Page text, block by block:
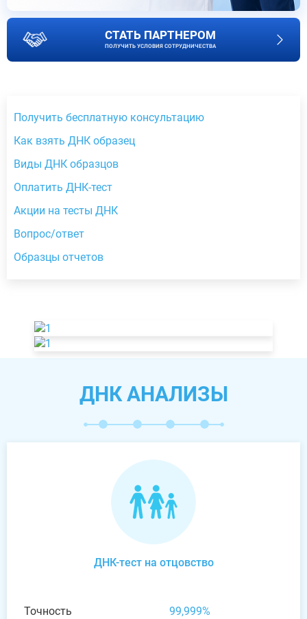
СТАТЬ ПАРТНЕРОМ
ПОЛУЧИТЬ УСЛОВИЯ СОТРУДНИЧЕСТВА
Получить бесплатную консультацию
Как взять ДНК образец
Виды ДНК образцов
Оплатить ДНК-тест
Акции на тесты ДНК
Вопрос/ответ
Образцы отчетов
ДНК АНАЛИЗЫ
ДНК-тест на отцовство
Точность
99,999%